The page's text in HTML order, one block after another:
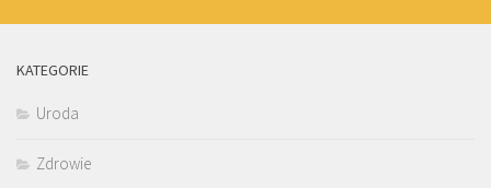
KATEGORIE
Uroda
Zdrowie